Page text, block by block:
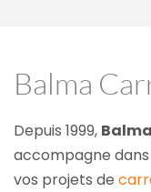
Balma
Depuis 1999,
accompagne
vos projets de